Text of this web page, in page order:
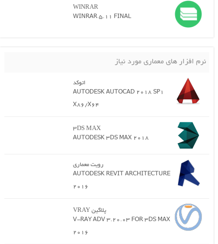
WINRAR
WINRAR 5.11 FINAL
نرم افزار های معماری مورد نیاز
اتوکد
AUTODESK AUTOCAD 2018 SP1
X86/X64
3DS MAX
AUTODESK 3DS MAX 2018
رویت معماری
AUTODESK REVIT ARCHITECTURE
2016
پلاگین VRAY
V-RAY ADV 3.20.03 FOR 3DS MAX
2016